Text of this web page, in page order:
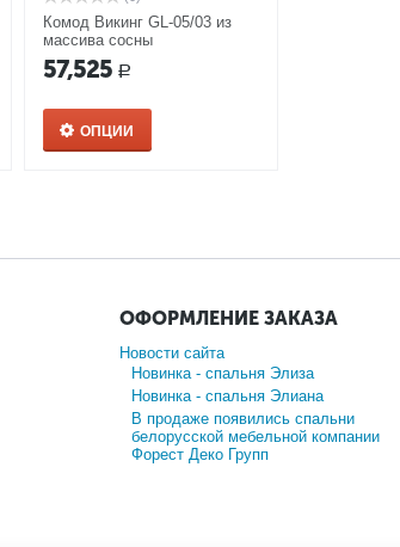
Комод Викинг GL-05/03 из
массива сосны
57,525 Р
ОПЦИИ
ОФОРМЛЕНИЕ ЗАКАЗА
Новости сайта
Новинка - спальня Элиза
Новинка - спальня Элиана
В продаже появились спальни
белорусской мебельной компании
Форест Деко Групп